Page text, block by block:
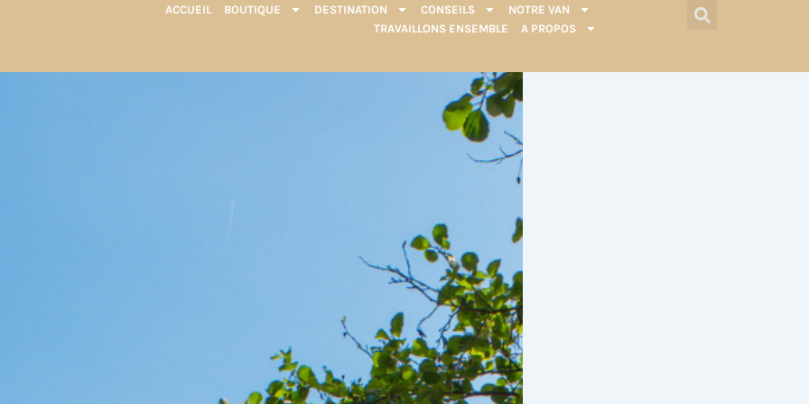
ACCUEIL BOUTIQUE DESTINATION CONSEILS
NOTRE VAN
TRAVAILLONS ENSEMBLE
A PROPOS